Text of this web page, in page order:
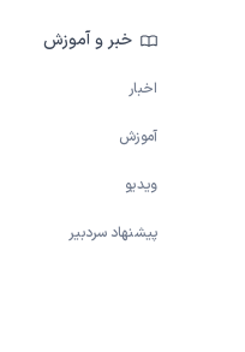
خبر و آموزش
اخبار
آموزش
ویدیو
پیشنهاد سردبیر